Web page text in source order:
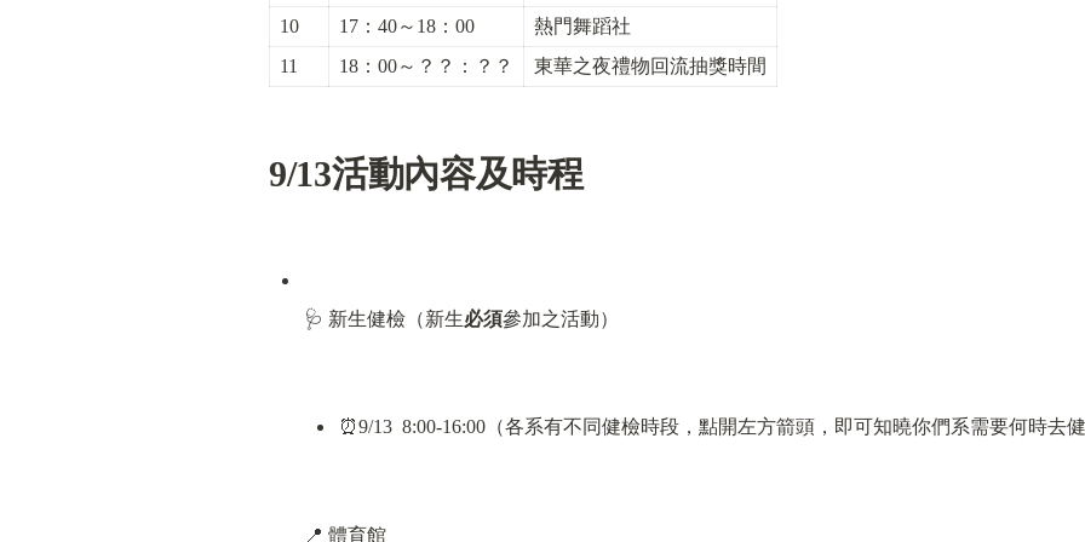
10
17：40～18：00
熱門舞蹈社
11
18：00～？？：？？ 東華之夜禮物回流抽獎時間
9/13活動內容及時程
🩺 新生健檢（新生必須參加之活動）
⏰9/13  8:00-16:00（各系有不同健檢時段，點開左方箭頭，即可知曉你們系需要何時去健
📍 體育館